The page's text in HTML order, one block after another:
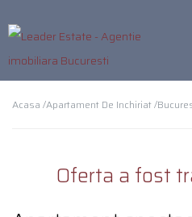
Acasa /Apartament De Inchiriat /
Oferta a fost